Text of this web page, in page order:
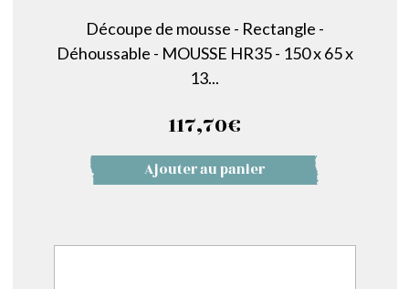
Découpe de mousse - Rectangle -
Déhoussable - MOUSSE HR35 - 150 x 65 x
13...
117,70€
Ajouter au panier